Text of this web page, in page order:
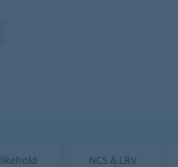
NCS & LRV